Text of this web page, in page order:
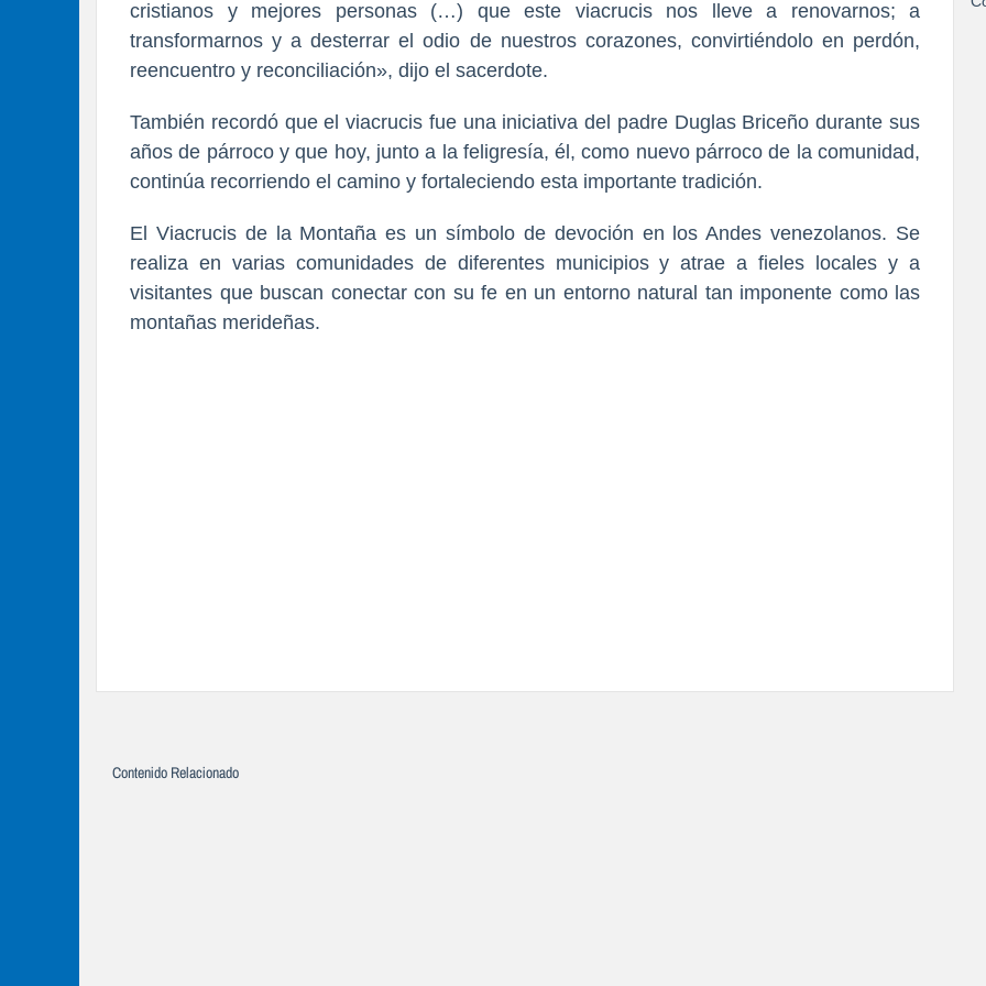
cristianos y mejores personas (…) que este viacrucis nos lleve a renovarnos; a
transformarnos y a desterrar el odio de nuestros corazones, convirtiéndolo en perdón,
reencuentro y reconciliación», dijo el sacerdote.
También recordó que el viacrucis fue una iniciativa del padre Duglas Briceño durante sus
años de párroco y que hoy, junto a la feligresía, él, como nuevo párroco de la comunidad,
continúa recorriendo el camino y fortaleciendo esta importante tradición.
El Viacrucis de la Montaña es un símbolo de devoción en los Andes venezolanos. Se
realiza en varias comunidades de diferentes municipios y atrae a fieles locales y a
visitantes que buscan conectar con su fe en un entorno natural tan imponente como las
montañas merideñas.
Contenido Relacionado